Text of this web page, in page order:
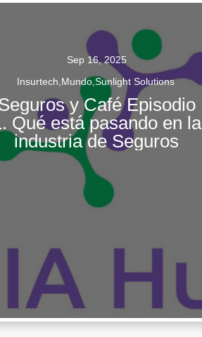
Sep 16, 2025
Insurtech,Mundo,Sunlight Solutions
y Café Episodio
Qué está pasando en la
industria de Seguros
el video "Seguros y Café Episodio 1. Que
esta pasando en la industria de Seguros",
por AL MiaHub, líderes del ecosistema
asegurador en Latinoamérica se reúnen...
Continuar Leyendo